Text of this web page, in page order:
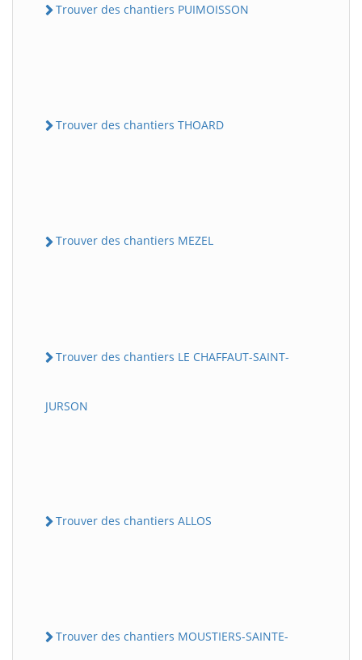
Trouver des chantiers PUIMOISSON
Trouver des chantiers THOARD
Trouver des chantiers MEZEL
Trouver des chantiers LE CHAFFAUT-SAINT-
JURSON
Trouver des chantiers ALLOS
Trouver des chantiers MOUSTIERS-SAINTE-